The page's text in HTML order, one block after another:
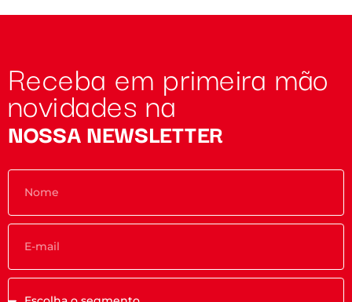
Receba em primeira mão
novidades na
NOSSA NEWSLETTER